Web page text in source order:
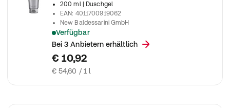
200 ml
| Duschgel
EAN: 4011700919062
New Baldessarini GmbH
Verfügbar
Baldessarini Cool Force Shower Gel
Bei 3 Anbietern erhältlich
€ 10,92
€ 54,60 / 1 l